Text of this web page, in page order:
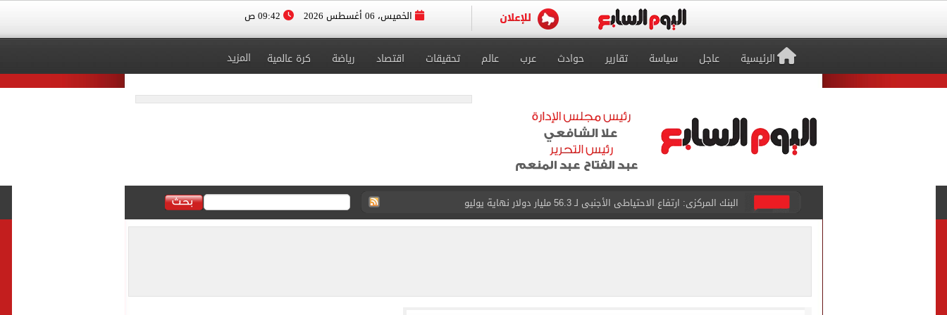
الخميس، 06 أغسطس 2026
الرئيسية عاجل سياسة تقارير حوادث عرب عالم تحقيقات اقتصاد رياضة كرة عالمية المزيد
29 ألف طالب سجلوا رغباتهم fتنسيق المرحلة الأولى للقبول بالجامعات حتى الآن
حفلات U Arena تنطلق مع الهضبة عمرو دياب ضمن «يلا ساحل 2026» بالعلمين الجديدة
«يلا ساحل 2026» يقدم نموذجا جديدا للتسويق السياحى عبر المحتوى التفاعلى